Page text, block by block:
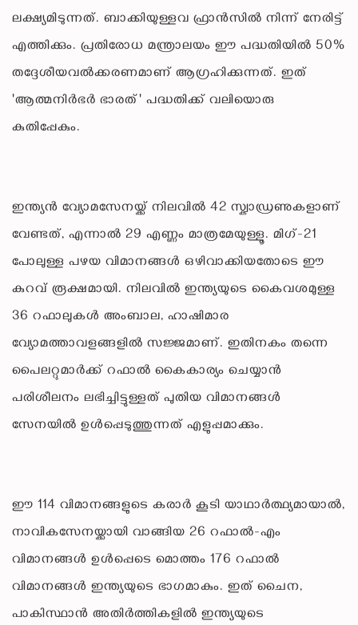
ലക്ഷ്യമിടുന്നത്. ബാക്കിയുള്ളവ ഫ്രാൻസിൽ നിന്ന് നേരിട്ട്
എത്തിക്കും. പ്രതിരോധ മന്ത്രാലയം ഈ പദ്ധതിയിൽ 50%
തദ്ദേശീയവൽക്കരണമാണ് ആഗ്രഹിക്കുന്നത്. ഇത്
'ആത്മനിർഭർ ഭാരത്' പദ്ധതിക്ക് വലിയൊരു
കുതിപ്പേകും.
ഇന്ത്യൻ വ്യോമസേനയ്ക്ക് നിലവിൽ 42 സ്ക്വാഡ്രണുകളാണ്
വേണ്ടത്, എന്നാൽ 29 എണ്ണം മാത്രമേയുള്ളൂ. മിഗ്-21
പോലുള്ള പഴയ വിമാനങ്ങൾ ഒഴിവാക്കിയതോടെ ഈ
കുറവ് രൂക്ഷമായി. നിലവിൽ ഇന്ത്യയുടെ കൈവശമുള്ള
36 റഫാലുകൾ അംബാല, ഹാഷിമാര
വ്യോമത്താവളങ്ങളിൽ സജ്ജമാണ്. ഇതിനകം തന്നെ
പൈലറ്റുമാർക്ക് റഫാൽ കൈകാര്യം ചെയ്യാൻ
പരിശീലനം ലഭിച്ചിട്ടുള്ളത് പുതിയ വിമാനങ്ങൾ
സേനയിൽ ഉൾപ്പെടുത്തുന്നത് എളുപ്പമാക്കും.
ഈ 114 വിമാനങ്ങളുടെ കരാർ കൂടി യാഥാർത്ഥ്യമായാൽ,
നാവികസേനയ്ക്കായി വാങ്ങിയ 26 റഫാൽ-എം
വിമാനങ്ങൾ ഉൾപ്പെടെ മൊത്തം 176 റഫാൽ
വിമാനങ്ങൾ ഇന്ത്യയുടെ ഭാഗമാകും. ഇത് ചൈന,
പാകിസ്ഥാൻ അതിർത്തികളിൽ ഇന്ത്യയുടെ